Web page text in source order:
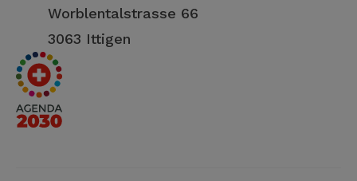
Worblentalstrasse 66
3063 Ittigen